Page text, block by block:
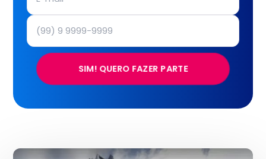
SIM! QUERO FAZER PARTE